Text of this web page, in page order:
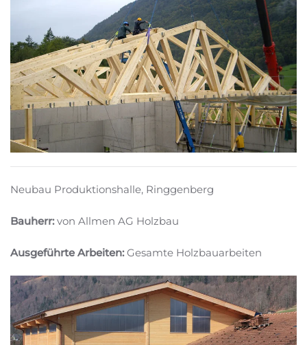
Neubau Produktionshalle, Ringgenberg
Bauherr: von Allmen AG Holzbau
Ausgeführte Arbeiten: Gesamte Holzbauarbeiten